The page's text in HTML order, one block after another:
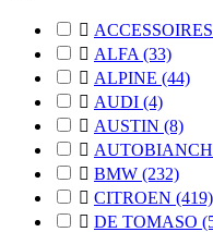

 ALFA (33)
 ALPINE (44)
 AUDI (4)
 AUSTIN (8)

 BMW (232)
 CITROEN (419)
 DE TOMASO